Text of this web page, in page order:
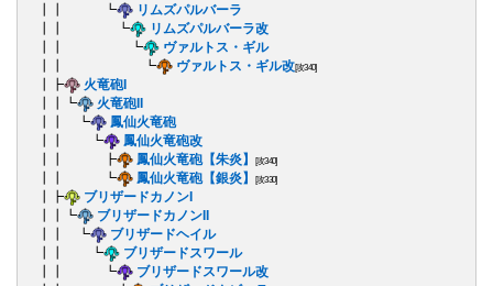
┃┃ ┗
リムズパルバーラ
┃┃ ┗
リムズパルバーラ改
┃┃ ┗
ヴァルトス・ギル
┃┃ ┗
ヴァルトス・ギル改[攻340]
┃┣
火竜砲I
┃┃┗
火竜砲II
┃┃ ┗
鳳仙火竜砲
┃┃ ┗
鳳仙火竜砲改
┃┃ ┣
鳳仙火竜砲【朱炎】 [攻340]
┃┃ ┗ 鳳仙火竜砲【銀炎】 [攻330]
┃┣
ブリザードカノンI
┃┃┗
ブリザードカノンII
┃┃ ┗
ブリザードヘイル
┃┃ ┗
ブリザードスワール
┃┃ ┗
ブリザードスワール改